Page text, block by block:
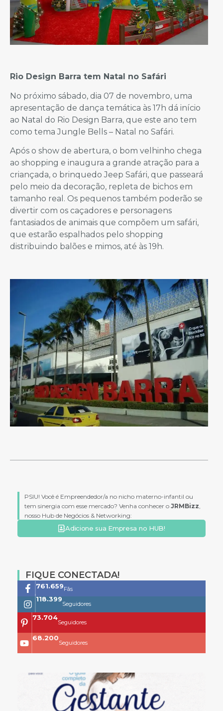
Rio Design Barra tem Natal no Safári
No próximo sábado, dia 07 de novembro, uma
apresentação de dança temática às 17h dá início
ao Natal do Rio Design Barra, que este ano tem
como tema Jungle Bells – Natal no Safári.
Após o show de abertura, o bom velhinho chega
ao shopping e inaugura a grande atração para a
criançada, o brinquedo Jeep Safári, que passeará
pelo meio da decoração, repleta de bichos em
tamanho real. Os pequenos também poderão se
divertir com os caçadores e personagens
fantasiados de animais que compõem um safári,
que estarão espalhados pelo shopping
distribuindo balões e mimos, até às 19h.
PSIU! Você é Empreendedor/a no nicho materno-infantil ou
tem sinergia com esse mercado? Venha conhecer o JRMBizz,
nosso Hub de Negócios & Networking:
Adicione sua Empresa no HUB!
FIQUE CONECTADA!
761.659Fãs
118.399
Seguidores
73.704
Seguidores
68.200
Seguidores